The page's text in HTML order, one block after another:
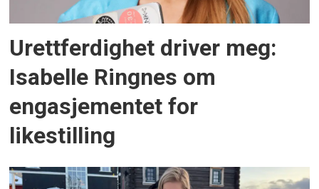
Urettferdighet driver meg:
Isabelle Ringnes om
engasjementet for
likestilling